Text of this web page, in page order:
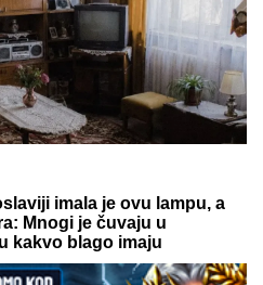
imala je ovu lampu, a
Mnogi je čuvaju u
kakvo blago imaju